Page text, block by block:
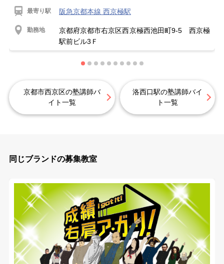
最寄り駅 阪急京都本線 西京極駅
勤務地
京都府京都市右京区西京極西池田町9-5 西京極
駅前ビル3Ｆ
京都市西京区の塾講師バ
イト一覧
洛西口駅の塾講師バイ
ト一覧
同じブランドの募集教室